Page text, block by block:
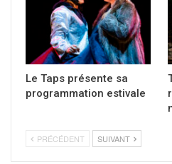
Le Taps présente sa
programmation estivale
PRÉCÉDENT SUIVANT